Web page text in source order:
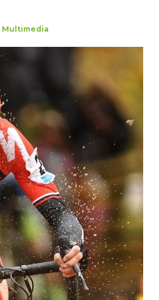
Multimedia